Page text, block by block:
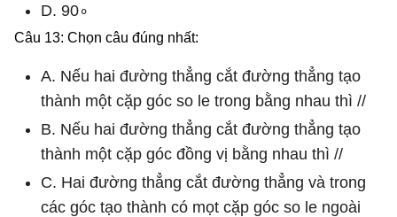
D. 90∘
Câu 13: Chọn câu đúng nhất:
A. Nếu hai đường thẳng cắt đường thẳng tạo
thành một cặp góc so le trong bằng nhau thì //
B. Nếu hai đường thẳng cắt đường thẳng tạo
thành một cặp góc đồng vị bằng nhau thì //
C. Hai đường thẳng cắt đường thẳng và trong
các góc tạo thành có mọt cặp góc so le ngoài